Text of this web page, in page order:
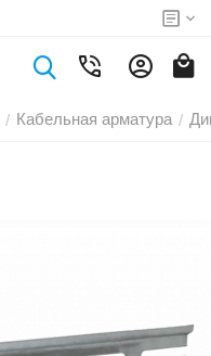
/ Кабельная арматура /